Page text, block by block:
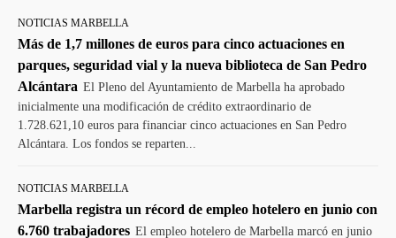
NOTICIAS MARBELLA
Más de 1,7 millones de euros para cinco actuaciones en
parques, seguridad vial y la nueva biblioteca de San Pedro
Alcántara El Pleno del Ayuntamiento de Marbella ha aprobado
inicialmente una modificación de crédito extraordinario de
1.728.621,10 euros para financiar cinco actuaciones en San Pedro
Alcántara. Los fondos se reparten...
NOTICIAS MARBELLA
Marbella registra un récord de empleo hotelero en junio con
6.760 trabajadores El empleo hotelero de Marbella marcó en junio